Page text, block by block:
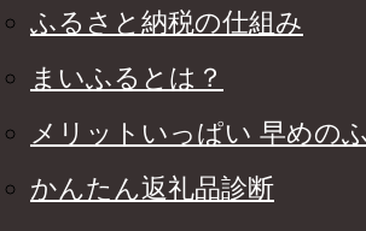
ふるさと納税の仕組み
まいふるとは？
メリットいっぱい 早めの
かんたん返礼品診断